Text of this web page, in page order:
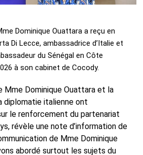
Dominique Ouattara a reçu en
Di Lecce, ambassadrice d’Italie et
du Sénégal en Côte
à son cabinet de Cocody.
Mme Dominique Ouattara et la
diplomatie italienne ont
le renforcement du partenariat
révèle une note d’information de
de Mme Dominique
abordé surtout les sujets du